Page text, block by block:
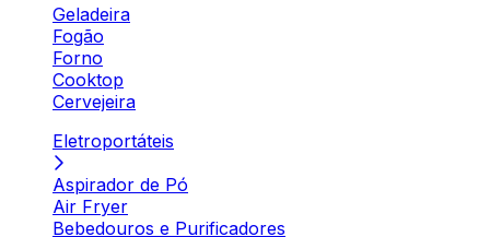
Geladeira
Fogão
Forno
Cooktop
Cervejeira
Eletroportáteis
Aspirador de Pó
Air Fryer
Bebedouros e Purificadores